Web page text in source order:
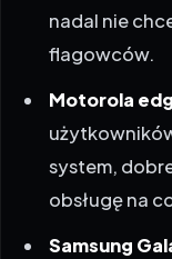
nadal nie
flagowców.
Motorola
system,
obsługę na
Samsung